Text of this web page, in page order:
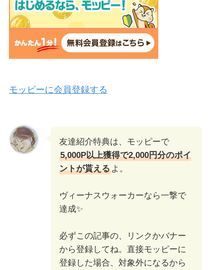
モッピーに会員登録する
友達紹介特典は、モッピーで
5,000P以上獲得で2,000円分のポイ
ントが貰えるよ。
ヴィーナスウォーカーなら一撃で
達成✨
必ずこの記事の、リンクかバナー
から登録してね。直接モッピーに
登録した場合、対象外になるから